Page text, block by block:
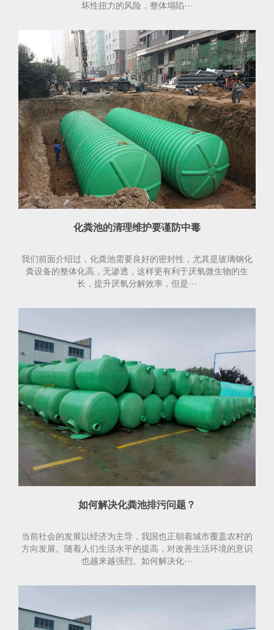
坏性扭力的风险，整体塌陷···
化粪池的清理维护要谨防中毒
我们前面介绍过，化粪池需要良好的密封性，尤其是玻璃钢化
粪设备的整体化高，无渗透，这样更有利于厌氧微生物的生
长，提升厌氧分解效率，但是···
如何解决化粪池排污问题？
当前社会的发展以经济为主导，我国也正朝着城市覆盖农村的
方向发展。随着人们生活水平的提高，对改善生活环境的意识
也越来越强烈。如何解决化···